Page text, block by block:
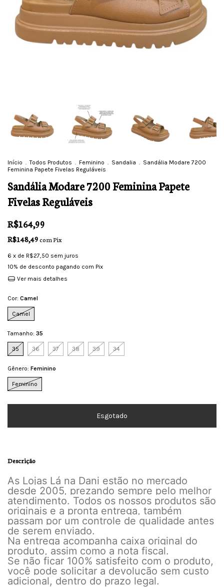
Início . Todos Produtos . Feminino . Sandalia . Sandália Modare 7200
Feminina Papete Fivelas Reguláveis
Sandália Modare 7200 Feminina Papete
Fivelas Reguláveis
R$164,99
R$148,49comPix
6 x de R$27,50 sem juros
10% de desconto pagando com Pix
Ver mais detalhes
Cor: Camel
Camel
Tamanho: 35
35 36 37 38 39 34
Gênero: Feminino
Feminino
Descrição
As Lojas Lá na Dani estão no mercado
desde 2005, prezando sempre pelo melhor
atendimento. Todos os nossos produtos são
originais e a pronta entrega, também
passam por um controle de qualidade antes
de serem enviado.
Na entrega acompanha caixa original do
produto, assim como a nota fiscal.
Se não ficar 100% satisfeito com o produto,
você pode solicitar a devolução sem custo
adicional, dentro do prazo legal.